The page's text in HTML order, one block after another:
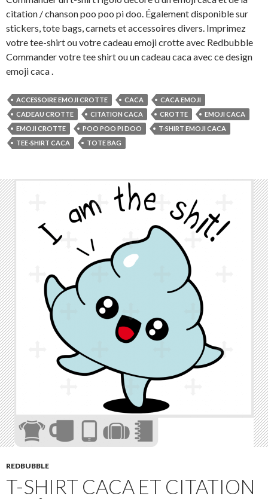
citation / chanson poo poo pi doo. Également disponible sur
stickers, tote bags, carnets et accessoires divers. Imprimez
votre tee-shirt ou votre cadeau emoji crotte avec Redbubble
Commander votre tee shirt ou un cadeau caca avec ce design
emoji caca .
ACCESSOIRE EMOJI CROTTE CACA
CACA EMOJI
CADEAU CROTTE
CITATION CACA CROTTE
EMOJI CACA
EMOJI CROTTE
POO POO PI DOO
T-SHIRT EMOJI CACA
TEE-SHIRT CACA
TOTE BAG
REDBUBBLE
T-SHIRT CACA ET CITATION